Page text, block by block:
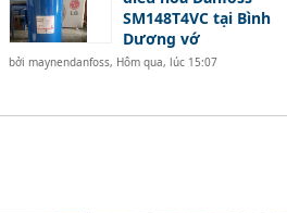
SM148T4VC tại Bình
Dương vớ
bởi maynendanfoss, Hôm qua, lúc 15:07